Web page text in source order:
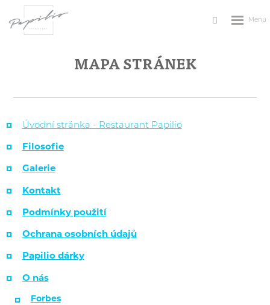
Vyhledávání
MAPA STRÁNEK
Úvodní stránka - Restaurant Papilio
Filosofie
Galerie
Kontakt
Podmínky použití
Ochrana osobních údajů
Papilio dárky
O nás
Forbes